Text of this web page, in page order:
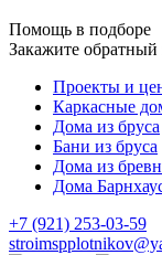
Помощь в подборе
Закажите обратный
Проекты и
Каркасные
Дома из бруса
Бани из бруса
Дома из
Дома
+7 (921) 253-03-59